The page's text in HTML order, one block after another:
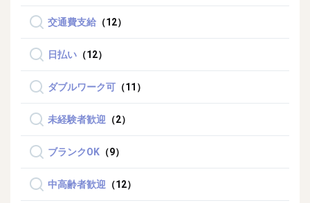
交通費支給 （12）
日払い （12）
ダブルワーク可 （11）
未経験者歓迎 （2）
ブランクOK （9）
中高齢者歓迎 （12）